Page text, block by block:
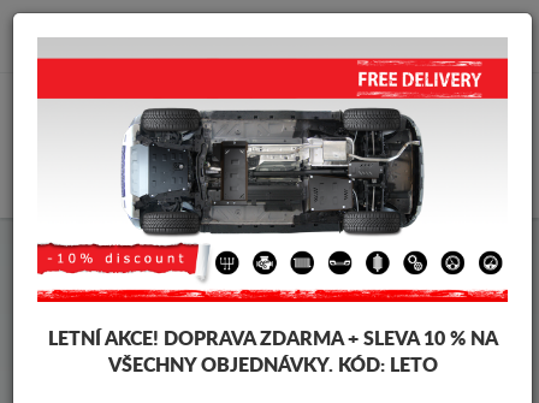
info@krytpodmotor.com
Kryt pod motor Nissan Kryt pod motor Nissan Navara
vozidel
Značky vozidel
LETNÍ AKCE! DOPRAVA ZDARMA + SLEVA 10 % NA
VŠECHNY OBJEDNÁVKY. KÓD: LETO